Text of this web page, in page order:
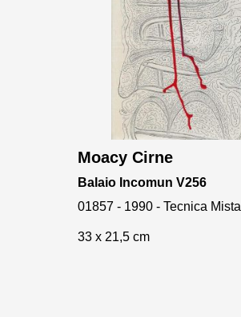
Moacy Cirne
Balaio Incomun V256
01857 - 1990 - Tecnica Mista
33 x 21,5 cm